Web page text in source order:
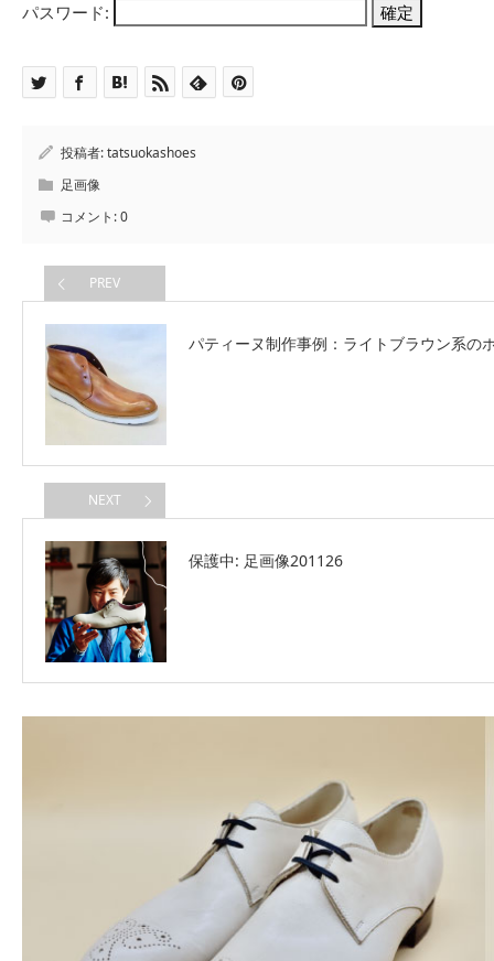
パスワード:
投稿者:tatsuokashoes
足画像
コメント:0
PREV
パティーヌ制作事例：ライトブラウン系の
NEXT
保護中: 足画像201126